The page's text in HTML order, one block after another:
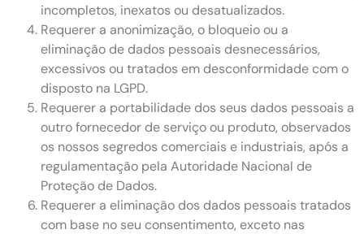
incompletos, inexatos ou desatualizados.
Requerer a anonimização, o bloqueio ou a
eliminação de dados pessoais desnecessários,
excessivos ou tratados em desconformidade com o
disposto na LGPD.
Requerer a portabilidade dos seus dados pessoais a
outro fornecedor de serviço ou produto, observados
os nossos segredos comerciais e industriais, após a
regulamentação pela Autoridade Nacional de
Proteção de Dados.
Requerer a eliminação dos dados pessoais tratados
com base no seu consentimento, exceto nas